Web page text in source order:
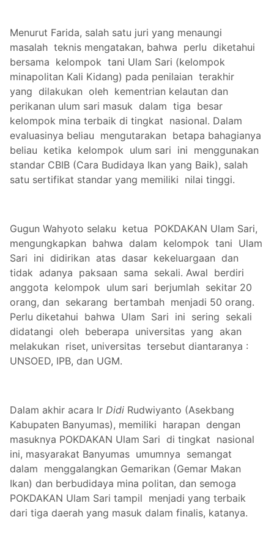
Menurut Farida, salah satu juri yang menaungi
masalah teknis mengatakan, bahwa perlu diketahui
bersama kelompok tani Ulam Sari (kelompok
minapolitan Kali Kidang) pada penilaian terakhir
yang dilakukan oleh kementrian kelautan dan
perikanan ulum sari masuk dalam tiga besar
kelompok mina terbaik di tingkat nasional. Dalam
evaluasinya beliau mengutarakan betapa bahagianya
beliau ketika kelompok ulum sari ini menggunakan
standar CBIB (Cara Budidaya Ikan yang Baik), salah
satu sertifikat standar yang memiliki nilai tinggi.
Gugun Wahyoto selaku ketua POKDAKAN Ulam Sari,
mengungkapkan bahwa dalam kelompok tani Ulam
Sari ini didirikan atas dasar kekeluargaan dan
tidak adanya paksaan sama sekali. Awal berdiri
anggota kelompok ulum sari berjumlah sekitar 20
orang, dan sekarang bertambah menjadi 50 orang.
Perlu diketahui bahwa Ulam Sari ini sering sekali
didatangi oleh beberapa universitas yang akan
melakukan riset, universitas tersebut diantaranya :
UNSOED, IPB, dan UGM.
Dalam akhir acara Ir Didi Rudwiyanto (Asekbang
Kabupaten Banyumas), memiliki harapan dengan
masuknya POKDAKAN Ulam Sari di tingkat nasional
ini, masyarakat Banyumas umumnya semangat
dalam menggalangkan Gemarikan (Gemar Makan
Ikan) dan berbudidaya mina politan, dan semoga
POKDAKAN Ulam Sari tampil menjadi yang terbaik
dari tiga daerah yang masuk dalam finalis, katanya.